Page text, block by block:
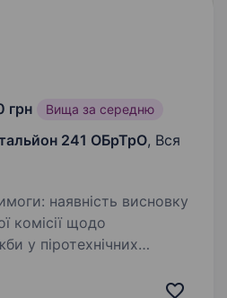
грн Вища за середню
241 ОБрТрО, Вся
комісії щодо
у піротехнічних